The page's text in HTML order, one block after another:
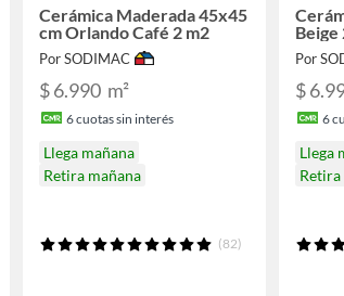
Cerámica Maderada 45x45
cm Orlando Café 2 m2
Por SODIMAC
$ 6.990 m²
6cuotas sin interés
Llega mañana
Retira mañana
(82)
Beige
Por
$
6
Llega
Retira